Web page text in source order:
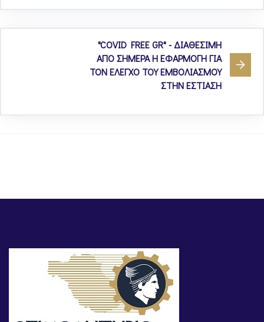
"COVID FREE GR" - ΔΙΑΘΕΣΙΜΗ
ΑΠΟ ΣΗΜΕΡΑ Η ΕΦΑΡΜΟΓΗ ΓΙΑ
ΤΟΝ ΕΛΕΓΧΟ ΤΟΥ ΕΜΒΟΛΙΑΣΜΟΥ
ΣΤΗΝ ΕΣΤΙΑΣΗ